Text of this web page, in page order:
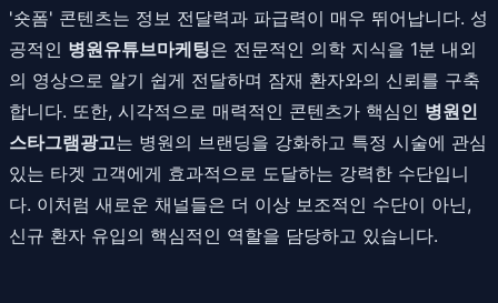
'숏폼' 콘텐츠는 정보 전달력과 파급력이 매우 뛰어납니다. 성
공적인 병원유튜브마케팅은 전문적인 의학 지식을 1분 내외
의 영상으로 알기 쉽게 전달하며 잠재 환자와의 신뢰를 구축
합니다. 또한, 시각적으로 매력적인 콘텐츠가 핵심인 병원인
스타그램광고는 병원의 브랜딩을 강화하고 특정 시술에 관심
있는 타겟 고객에게 효과적으로 도달하는 강력한 수단입니
다. 이처럼 새로운 채널들은 더 이상 보조적인 수단이 아닌,
신규 환자 유입의 핵심적인 역할을 담당하고 있습니다.